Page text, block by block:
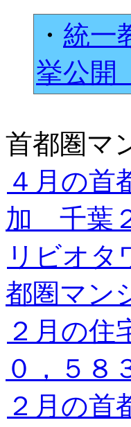
・ 統一
挙公
首都圏マ
４月の首
加 千葉
リビオ
都圏マン
２月の住
０，５８
２月の